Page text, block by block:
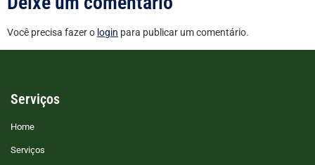
Você precisa fazer o login para publicar um comentário.
Serviços
Home
Serviços